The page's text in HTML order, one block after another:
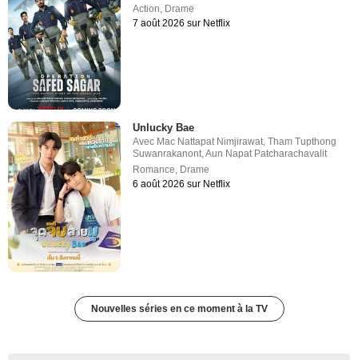
Action, Drame
7 août 2026 sur Netflix
Unlucky Bae
Avec Mac Nattapat Nimjirawat ,Tham Tupthong
Suwanrakanont ,Aun Napat Patcharachavalit
Romance Drame
6 août 2026 sur Netflix
Nouvelles séries en ce moment à la TV